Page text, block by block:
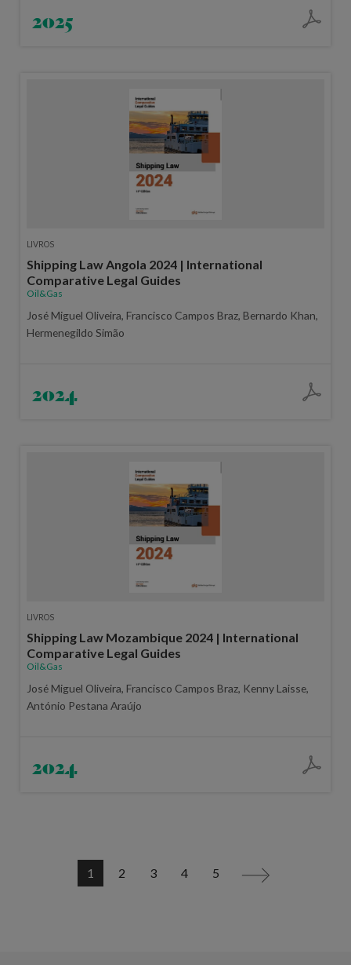
2025
LIVROS
Shipping Law Angola 2024 | International
Comparative Legal Guides
Oil&Gas
José Miguel Oliveira, Francisco Campos Braz, Bernardo Khan,
Hermenegildo Simão
2024
LIVROS
Shipping Law Mozambique 2024 | International
Comparative Legal Guides
Oil&Gas
José Miguel Oliveira, Francisco Campos Braz, Kenny Laisse,
António Pestana Araújo
2024
1 2 3 4 5 >